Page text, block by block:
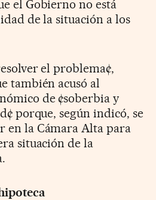
el Gobierno no está
de la situación a los
el problema¢,
también acusó al
de ¢soberbia y
porque, según indicó, se
en la Cámara Alta para
situación de la